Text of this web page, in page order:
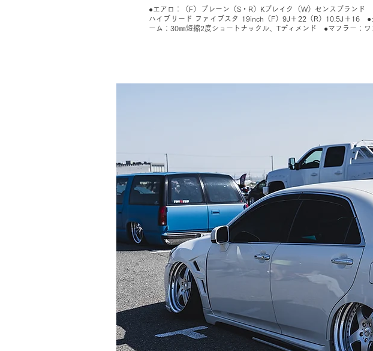
●エアロ：（F）ブレーン（S・R）Kブレイク（W）センスブラン
ハイブリード ファイブスタ 19inch（F）9J＋22（R）10.5J＋
ーム：30㎜短縮2度ショートナックル、Tディメンド ●マフラー：ワ